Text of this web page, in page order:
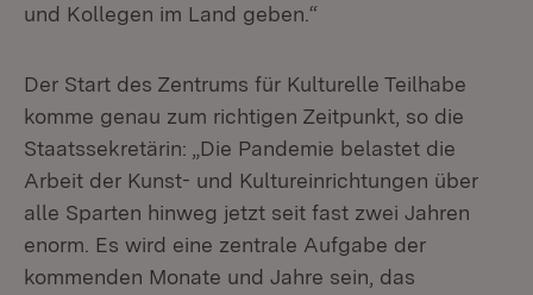
und Kollegen im Land geben.“
Der Start des Zentrums für Kulturelle Teilhabe
komme genau zum richtigen Zeit­punkt, so die
Staatssekretärin: „Die Pandemie belastet die
Arbeit der Kunst- und Kultureinrichtungen über
alle Sparten hinweg jetzt seit fast zwei Jahren
enorm. Es wird eine zentrale Aufgabe der
kommenden Monate und Jahre sein, das